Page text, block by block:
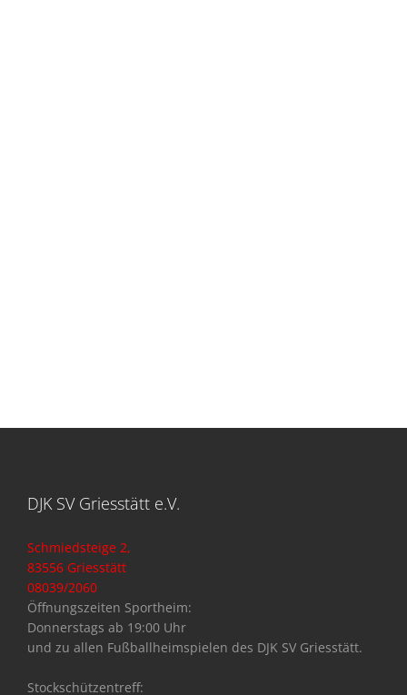
DJK SV Griesstätt e.V.
Schmiedsteige 2,
83556 Griesstätt
08039/2060
Öffnungszeiten Sportheim:
Donnerstags ab 19:00 Uhr
und zu allen Fußballheimspielen des DJK SV Griesstätt.
Stockschützentreff: